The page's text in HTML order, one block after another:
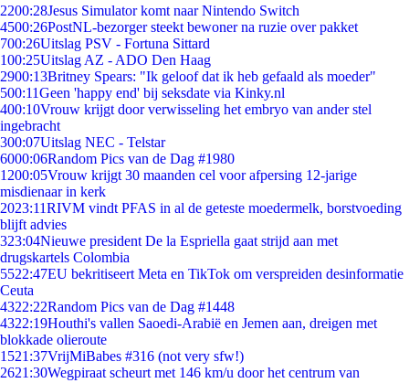
2200:28Jesus Simulator komt naar Nintendo Switch
4500:26PostNL-bezorger steekt bewoner na ruzie over pakket
700:26Uitslag PSV - Fortuna Sittard
100:25Uitslag AZ - ADO Den Haag
2900:13Britney Spears: "Ik geloof dat ik heb gefaald als moeder"
500:11Geen 'happy end' bij seksdate via Kinky.nl
400:10Vrouw krijgt door verwisseling het embryo van ander stel
ingebracht
300:07Uitslag NEC - Telstar
6000:06Random Pics van de Dag #1980
1200:05Vrouw krijgt 30 maanden cel voor afpersing 12-jarige
misdienaar in kerk
2023:11RIVM vindt PFAS in al de geteste moedermelk, borstvoeding
blijft advies
323:04Nieuwe president De la Espriella gaat strijd aan met
drugskartels Colombia
5522:47EU bekritiseert Meta en TikTok om verspreiden desinformatie
Ceuta
4322:22Random Pics van de Dag #1448
4322:19Houthi's vallen Saoedi-Arabië en Jemen aan, dreigen met
blokkade olieroute
1521:37VrijMiBabes #316 (not very sfw!)
2621:30Wegpiraat scheurt met 146 km/u door het centrum van